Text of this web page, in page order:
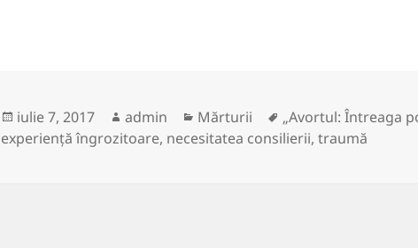
Publicat
pe
iulie 7, 2017 Autor
admin Categorii
Mărturii Etichete
„Avortul: Întreaga
experiență îngrozitoare, necesitatea consilierii,traumă